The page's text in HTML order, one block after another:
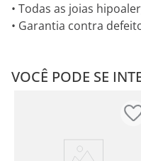
• Todas as joias
• Garantia contra
VOCÊ PODE SE